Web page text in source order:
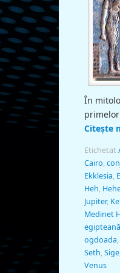
În
Citește
Etichetat
Cairo,
Ekklesia,
Heh,
Jupiter,
Medinet
egipteană
ogdoada,
Seth,Sige
Venus